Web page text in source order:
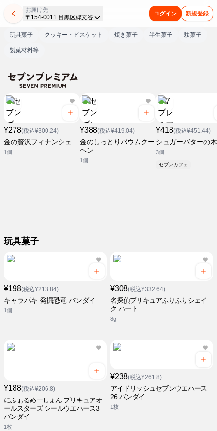
お届け先
〒154-0011 目黒区碑文谷
ログイン 新規登録
玩具菓子 クッキー・ビスケット 焼き菓子 半生菓子 駄菓子
製菓材料等
¥278(税込¥300.24)
金の贅沢フィナンシェ
1個
¥388(税込¥419.04)
金のしっとりバウムクー
ヘン
1個
¥418(税込¥451.44)
シュガーバターの木
3個
セブンカフェ
玩具菓子
¥198(税込¥213.84)
キャラパキ 発掘恐竜 バンダイ
1個
¥308(税込¥332.64)
名探偵プリキュアふりふりシェイ
ク ハート
8g
¥188(税込¥206.8)
にふぉるめーしょん プリキュアオ
ールスターズ シールウエハース3
バンダイ
1枚
¥238(税込¥261.8)
アイドリッシュセブンウエハース
26 バンダイ
1枚